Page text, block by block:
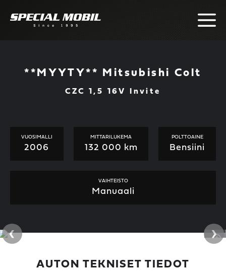
**MYYTY** Mitsubishi Colt
CZC 1,5 16V Invite
VUOSIMALLI
2006
MITTARILUKEMA
132 000 km
POLTTOAINE
Bensiini
VAIHTEISTO
Manuaali
‹ ›
AUTON TEKNISET TIEDOT